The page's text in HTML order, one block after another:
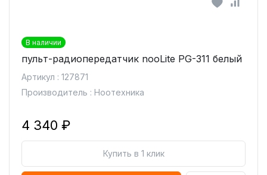
В наличии
пульт-радиопередатчик nooLite PG-311 белый
Артикул : 127871
Производитель : Ноотехника
4 340 ₽
Купить в 1 клик